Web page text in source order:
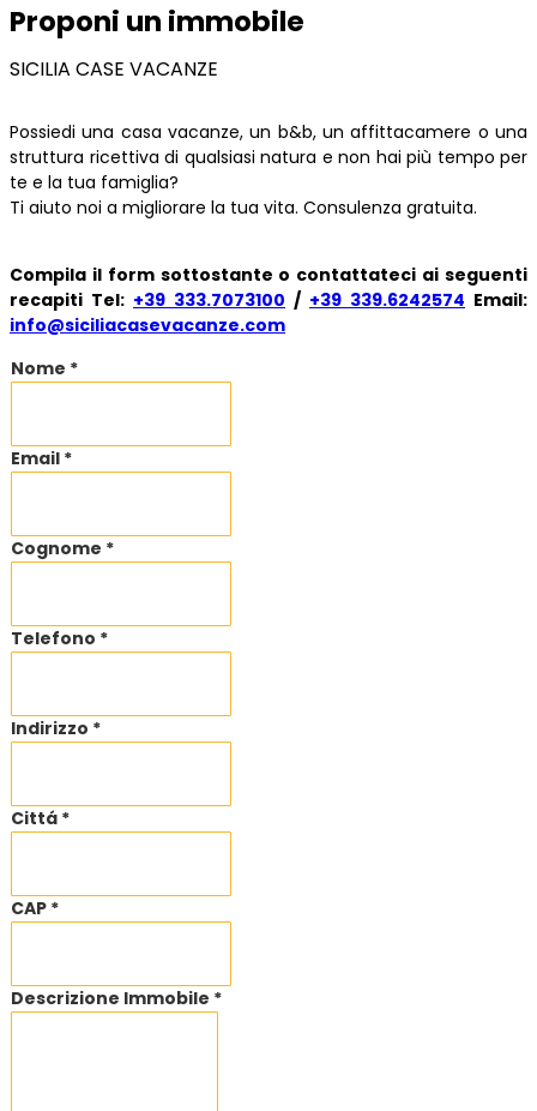
Proponi un immobile
SICILIA CASE VACANZE
Possiedi una casa vacanze, un b&b, un affittacamere o una
struttura ricettiva di qualsiasi natura e non hai più tempo per
te e la tua famiglia?
Ti aiuto noi a migliorare la tua vita. Consulenza gratuita.
Compila il form sottostante o contattateci ai seguenti
recapiti Tel: +39 333.7073100 / +39 339.6242574 Email:
info@siciliacasevacanze.com
Nome *
Email *
Cognome *
Telefono *
Indirizzo *
Cittá *
CAP *
Descrizione Immobile *